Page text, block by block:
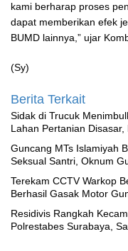
kami berharap proses
dapat memberikan efek
BUMD lainnya,” ujar
(Sy)
Berita Terkait
‎Sidak di Trucuk
Lahan Pertanian
Guncang MTs Islamiyah
Seksual Santri, Oknum
Terekam CCTV Warkop
Berhasil Gasak Motor
Residivis Rangkah
Polrestabes Surabaya,